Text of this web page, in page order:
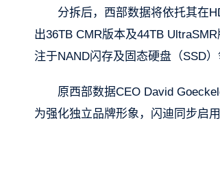
分拆后，西部数据将依托其在
出36TB CMR版本及44TB
注于NAND闪存及固态硬盘（SSD
原西部数据CEO David
为强化独立品牌形象，闪迪同步启